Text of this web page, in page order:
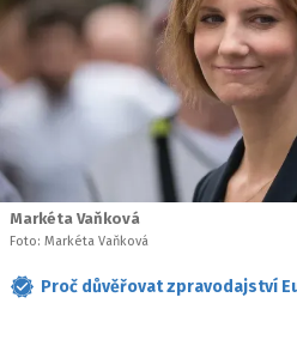
Markéta Vaňková
Foto: Markéta Vaňková
Proč důvěřovat zpravodajství